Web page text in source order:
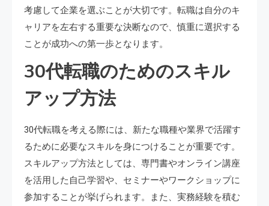
考慮して企業を選ぶことが大切です。転職は自分のキ
ャリアを左右する重要な決断なので、慎重に選択する
ことが成功への第一歩となります。
30代転職のためのスキル
アップ方法
30代転職を考える際には、新たな職種や業界で活躍す
るために必要なスキルを身につけることが重要です。
スキルアップ方法としては、専門書やオンライン講座
を活用した自己学習や、セミナーやワークショップに
参加することが挙げられます。また、実務経験を積む